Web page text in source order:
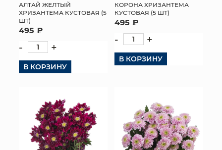
КОРЗИНЫ
ЯЩИКИ
СУНДУКИ
ПАКЕТЫ И СУМКИ
ПОДАРОЧНЫЕ КАРТЫ
АЛТАЙ ЖЕЛТЫЙ
ХРИЗАНТЕМА КУСТОВАЯ (5
ШТ)
495 ₽
- +
В КОРЗИНУ
КОРОНА ХРИЗАНТЕМА
КУСТОВАЯ (5 ШТ)
495 ₽
- +
В КОРЗИНУ